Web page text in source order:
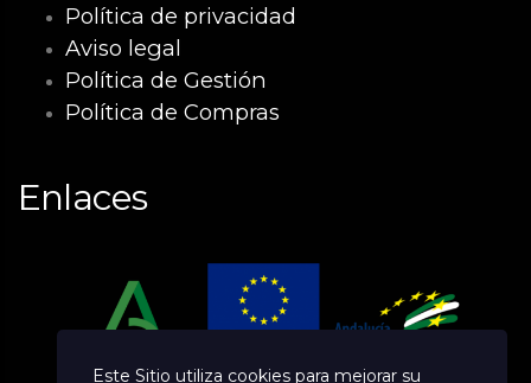
Política de privacidad
Aviso legal
Política de Gestión
Política de Compras
Enlaces
Este Sitio utiliza cookies para mejorar su